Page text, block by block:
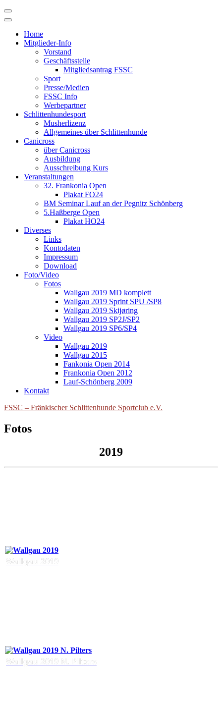
Skip
to
Home
Mitglieder-Info
Vorstand
Geschäftsstelle
Mitgliedsantrag FSSC
Sport
Presse/Medien
FSSC Info
Werbepartner
Schlittenhundesport
Musherlizenz
Allgemeines über Schlittenhunde
Canicross
über Canicross
Ausbildung
Ausschreibung Kurs
Veranstaltungen
32. Frankonia Open
Plakat FO24
BM Seminar Lauf an der Pegnitz Schönberg
5.Haßberge Open
Plakat HO24
Diverses
Links
Kontodaten
Impressum
Download
Foto/Video
Fotos
Wallgau 2019 MD komplett
Wallgau 2019 Sprint SPU /SP8
Wallgau 2019 Skijøring
Wallgau 2019 SP2J/SP2
Wallgau 2019 SP6/SP4
Video
Wallgau 2019
Wallgau 2015
Fankonia Open 2014
Frankonia Open 2012
Lauf-Schönberg 2009
Kontakt
FSSC – Fränkischer Schlittenhunde Sportclub e.V.
Fotos
2019
Wallgau 2019
Wallgau 2019 N. Pilters